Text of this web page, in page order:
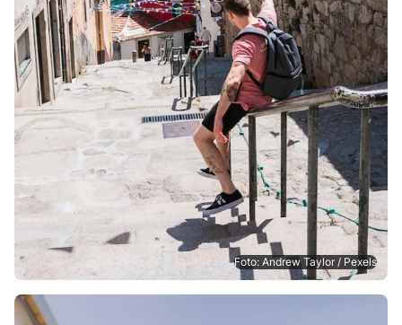
Foto: Andrew Taylor / Pexels